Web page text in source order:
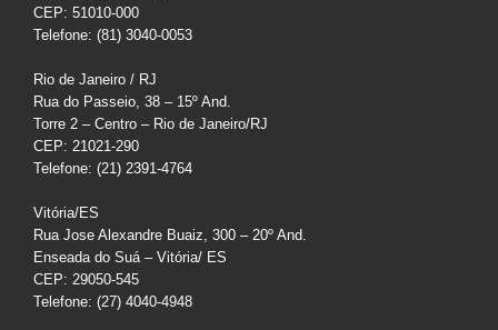
CEP: 51010-000
Telefone: (81) 3040-0053
Rio de Janeiro / RJ
Rua do Passeio, 38 – 15º And.
Torre 2 – Centro – Rio de Janeiro/RJ
CEP: 21021-290
Telefone: (21) 2391-4764
Vitória/ES
Rua Jose Alexandre Buaiz, 300 – 20º And.
Enseada do Suá – Vitória/ ES
CEP: 29050-545
Telefone: (27) 4040-4948